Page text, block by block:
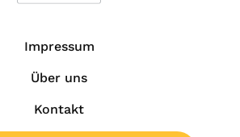
Impressum
Über uns
Kontakt